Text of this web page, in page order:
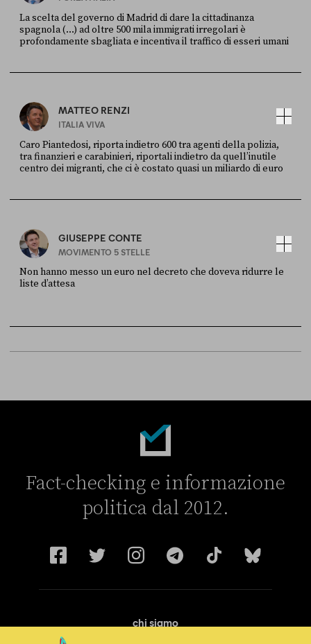
La scelta del governo di Madrid di dare la cittadinanza
spagnola (...) ad oltre 500 mila immigrati irregolari è
profondamente sbagliata e incentiva il traffico di esseri umani
MATTEO RENZI
ITALIA VIVA
Caro Piantedosi, riporta indietro 600 tra agenti della polizia,
tra finanzieri e carabinieri, riportali indietro da quell’inutile
centro dei migranti, che ci è costato quasi un miliardo di euro
GIUSEPPE CONTE
MOVIMENTO 5 STELLE
Non hanno messo un euro nel decreto che doveva ridurre le
liste d’attesa
Fact-checking e informazione
politica dal 2012.
chi siamo